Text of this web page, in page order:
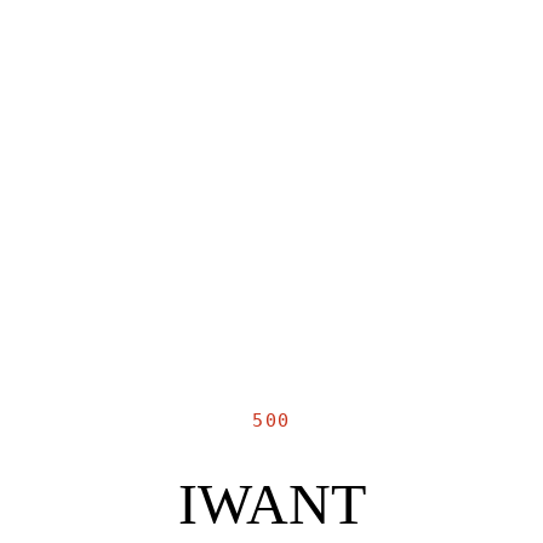
500
IWANT